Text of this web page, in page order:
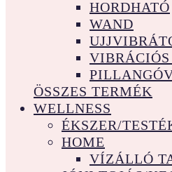
HORDHATÓ
WAND
VIBRÁCIÓS
ÖSSZES TERMÉK
WELLNESS
ÉKSZER/
HOME
VÍZÁLLÓ